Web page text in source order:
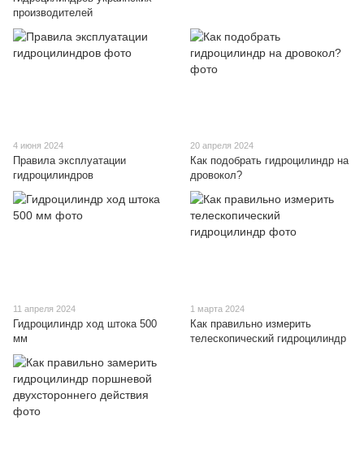
производителей
4 июня 2024
Правила эксплуатации
гидроцилиндров
20 апреля 2024
Как подобрать гидроцилиндр на
дровокол?
11 апреля 2024
Гидроцилиндр ход штока 500
мм
1 марта 2024
Как правильно измерить
телескопический гидроцилиндр